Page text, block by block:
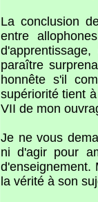
La conclusion
entre
paraître
honnête s'il
supériorité tient
VII de mon
Je ne vous
ni d'agir pour
d'enseignement.
la vérité à son